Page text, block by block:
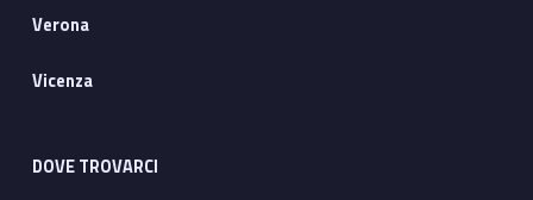
Verona
Vicenza
DOVE TROVARCI